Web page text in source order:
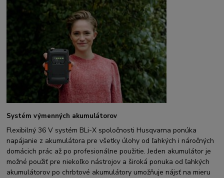
Systém výmenných akumulátorov
Flexibilný 36 V systém BLi-X spoločnosti Husqvarna ponúka
napájanie z akumulátora pre všetky úlohy od ľahkých i náročných
domácich prác až po profesionálne použitie. Jeden akumulátor je
možné použiť pre niekoľko nástrojov a široká ponuka od ľahkých
akumulátorov po chrbtové akumulátory umožňuje nájsť na mieru